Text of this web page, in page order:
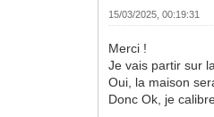
15/03/2025, 00:19:31
Merci !
Je vais partir sur
Oui, la maison
Donc Ok, je